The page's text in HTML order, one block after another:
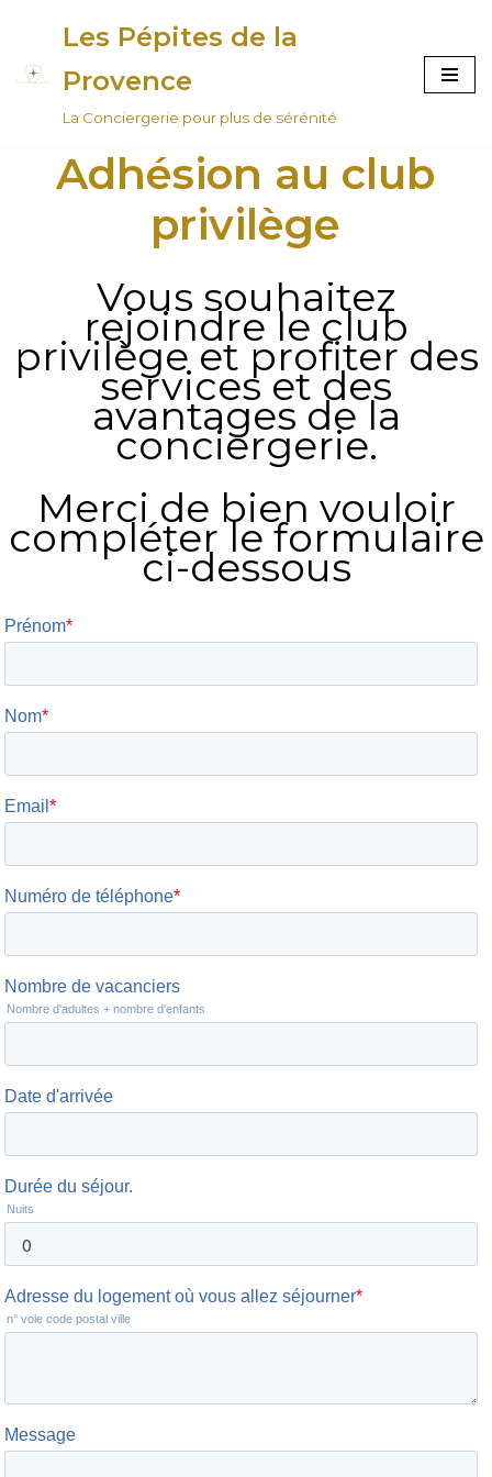
Aller
au
contenu
Les Pépites de la
Provence
La Conciergerie pour plus de sérénité
Adhésion au club
privilège
Vous souhaitez
rejoindre le club
privilège et profiter des
services et des
avantages de la
conciergerie.
Merci de bien vouloir
compléter le formulaire
ci-dessous